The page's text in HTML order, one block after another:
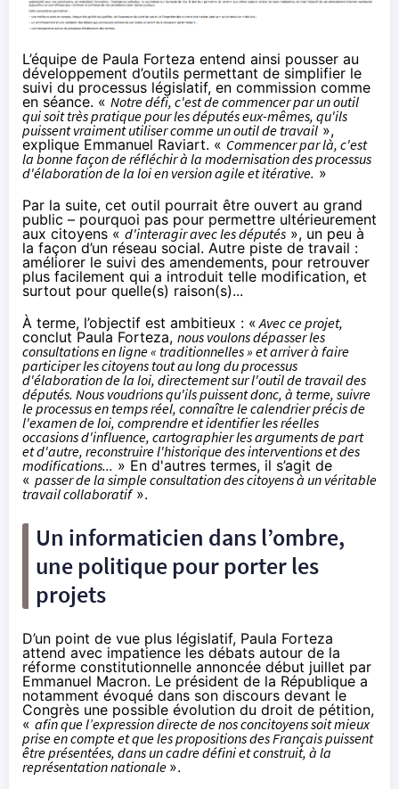
L’équipe de Paula Forteza entend ainsi pousser au
développement d’outils permettant de simplifier le
suivi du processus législatif, en commission comme
en séance. « Notre défi, c'est de commencer par un outil
qui soit très pratique pour les députés eux-mêmes, qu'ils
puissent vraiment utiliser comme un outil de travail »,
explique Emmanuel Raviart. « Commencer par là, c'est
la bonne façon de réfléchir à la modernisation des processus
d'élaboration de la loi en version agile et itérative. »
Par la suite, cet outil pourrait être ouvert au grand
public – pourquoi pas pour permettre ultérieurement
aux citoyens « d'interagir avec les députés », un peu à
la façon d’un réseau social. Autre piste de travail :
améliorer le suivi des amendements, pour retrouver
plus facilement qui a introduit telle modification, et
surtout pour quelle(s) raison(s)...
À terme, l’objectif est ambitieux : «Avec ce projet,
conclut Paula Forteza, nous voulons dépasser les
consultations en ligne « traditionnelles » et arriver à faire
participer les citoyens tout au long du processus
d'élaboration de la loi, directement sur l'outil de travail des
députés. Nous voudrions qu'ils puissent donc, à terme, suivre
le processus en temps réel, connaître le calendrier précis de
l'examen de loi, comprendre et identifier les réelles
occasions d'influence, cartographier les arguments de part
et d'autre, reconstruire l'historique des interventions et des
modifications... » En d'autres termes, il s’agit de
« passer de la simple consultation des citoyens à un véritable
travail collaboratif».
Un informaticien dans l’ombre,
une politique pour porter les
projets
D’un point de vue plus législatif, Paula Forteza
attend avec impatience les débats autour de la
réforme constitutionnelle annoncée début juillet par
Emmanuel Macron. Le président de la République a
notamment évoqué dans son discours devant le
Congrès une possible évolution du droit de pétition,
« afin que l’expression directe de nos concitoyens soit mieux
prise en compte et que les propositions des Français puissent
être présentées, dans un cadre défini et construit, à la
représentation nationale ».